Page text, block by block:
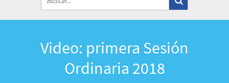
Video: primera Sesión
Ordinaria 2018